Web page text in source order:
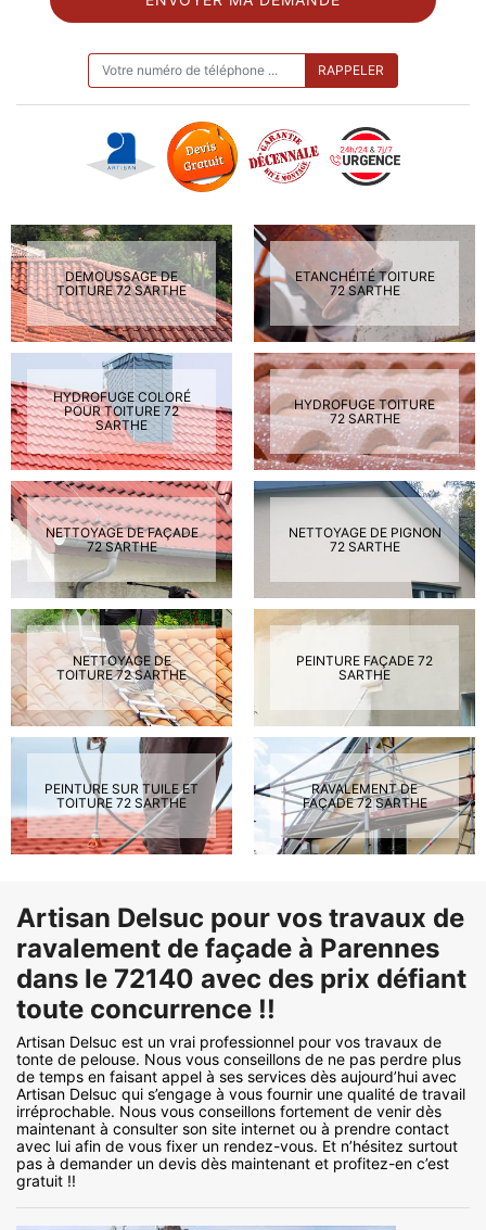
DEMOUSSAGE DE
TOITURE 72 SARTHE
ETANCHÉITÉ TOITURE
72 SARTHE
HYDROFUGE COLORÉ
POUR TOITURE 72
SARTHE
HYDROFUGE TOITURE
72 SARTHE
NETTOYAGE DE FAÇADE
72 SARTHE
NETTOYAGE DE PIGNON
72 SARTHE
NETTOYAGE DE
TOITURE 72 SARTHE
PEINTURE FAÇADE 72
SARTHE
PEINTURE SUR TUILE ET
TOITURE 72 SARTHE
RAVALEMENT DE
FAÇADE 72 SARTHE
Artisan Delsuc pour vos travaux de
ravalement de façade à Parennes
dans le 72140 avec des prix défiant
toute concurrence !!
Artisan Delsuc est un vrai professionnel pour vos travaux de
tonte de pelouse. Nous vous conseillons de ne pas perdre plus
de temps en faisant appel à ses services dès aujourd’hui avec
Artisan Delsuc qui s’engage à vous fournir une qualité de travail
irréprochable. Nous vous conseillons fortement de venir dès
maintenant à consulter son site internet ou à prendre contact
avec lui afin de vous fixer un rendez-vous. Et n’hésitez surtout
pas à demander un devis dès maintenant et profitez-en c’est
gratuit !!